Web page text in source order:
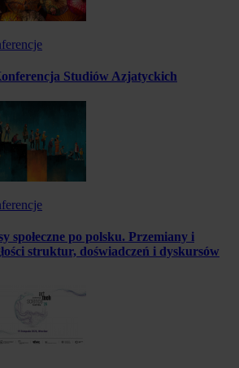
Studiów Azjatyckich
społeczne po polsku. Przemiany i
struktur, doświadczeń i dyskursów